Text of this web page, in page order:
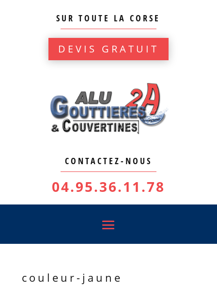
SUR TOUTE LA CORSE
DEVIS GRATUIT
CONTACTEZ-NOUS
04.95.36.11.78
couleur-jaune